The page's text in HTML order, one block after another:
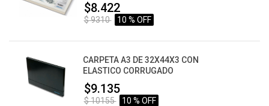
$8.422
$ 9310 10 % OFF
CARPETA A3 DE 32X44X3 CON
ELASTICO CORRUGADO
$9.135
$ 10155 10 % OFF